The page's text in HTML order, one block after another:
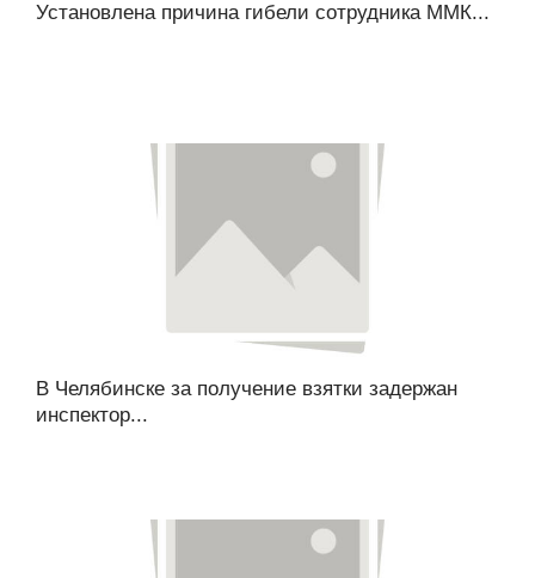
Установлена причина гибели сотрудника ММК...
В Челябинске за получение взятки задержан
инспектор...